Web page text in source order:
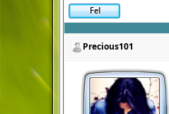
Precious101